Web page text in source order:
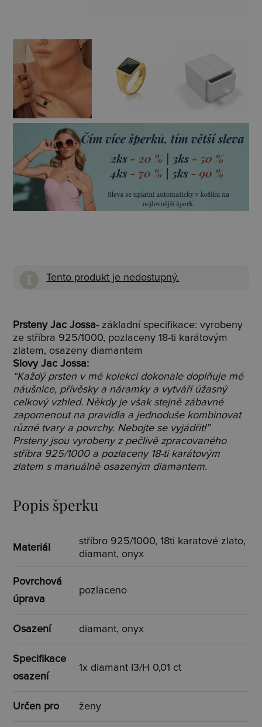
Tento produkt je nedostupný.
Prsteny Jac Jossa- základní specifikace: vyrobeny
ze stříbra 925/1000, pozlaceny 18-ti karátovým
zlatem, osazeny diamantem
Slovy Jac Jossa:
“Každý prsten v mé kolekci dokonale doplňuje mé
náušnice, přívěsky a náramky a vytváří úžasný
celkový vzhled. Někdy je však stejně zábavné
zapomenout na pravidla a jednoduše kombinovat
různé tvary a povrchy. Nebojte se vyjádřit!”
Prsteny jsou vyrobeny z pečlivě zpracovaného
stříbra 925/1000 a pozlaceny 18-ti karátovým
zlatem s manuálně osazeným diamantem.
Popis šperku
Materiál
stříbro 925/1000, 18ti karatové zlato,
diamant, onyx
Povrchová
úprava
pozlaceno
Osazení diamant, onyx
Specifikace
osazení
1x diamant I3/H 0,01 ct
Určen pro ženy